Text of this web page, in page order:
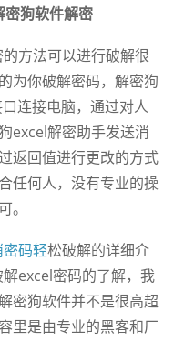
狗软件解密
方法可以进行破解很
为你破解密码，解密狗
连接电脑，通过对人
excel解密助手发送消
返回值进行更改的方式
任何人，没有专业的操
。
码轻松破解的详细介
解excel密码的了解，我
密狗软件并不是很高超
里是由专业的黑客和厂